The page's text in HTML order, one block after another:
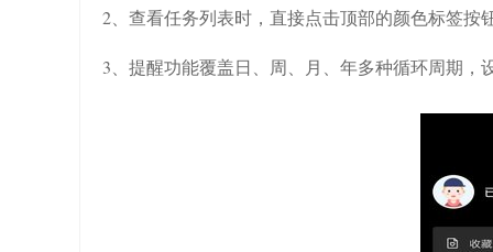
2、查看任务列表时，直接点击顶部的颜色标签
3、提醒功能覆盖日、周、月、年多种循环周期